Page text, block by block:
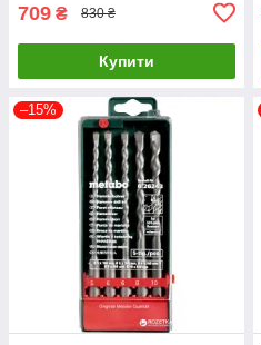
709 ₴ 830 ₴
Купити
–15%